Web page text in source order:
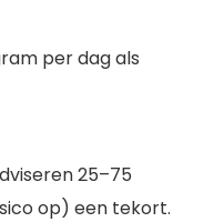
per dag als
25–75
op) een tekort.